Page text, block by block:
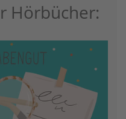
Hörbücher: